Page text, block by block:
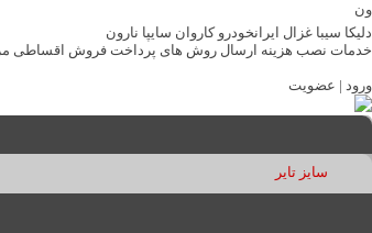
ون
دلیکا سیبا غزال ایرانخودرو کاروان سایپا نارون
خدمات نصب هزینه ارسال روش های پرداخت فروش اقساطی
ورود | عضویت
سایز تایر